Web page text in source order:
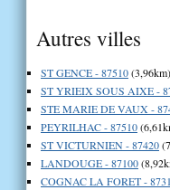
Autres villes
ST GENCE - 87510(3,96km)
ST YRIEIX SOUS AIXE -
STE MARIE DE VAUX -
PEYRILHAC - 87510
ST VICTURNIEN - 87420
LANDOUGE - 87100
COGNAC LA FORET -